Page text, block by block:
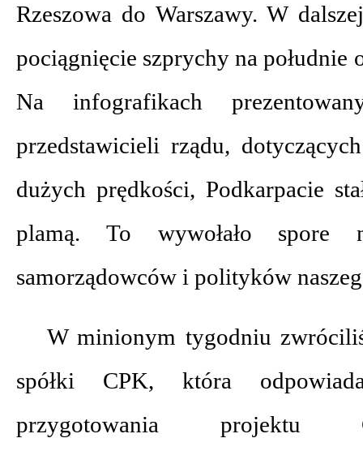
Rzeszowa do Warszawy. W
pociągnięcie szprychy na południe
Na infografikach
przedstawicieli rządu,
dużych prędkości, Podkarpacie
plamą. To wywołało spore
samorządowców i polityków
W minionym tygodniu
spółki CPK, która
przygotowania projektu